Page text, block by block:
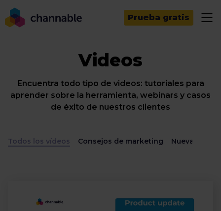
Prueba gratis
Videos
Encuentra todo tipo de videos: tutoriales para
aprender sobre la herramienta, webinars y casos
de éxito de nuestros clientes
Todos los vídeos Consejos de marketing Nuevas